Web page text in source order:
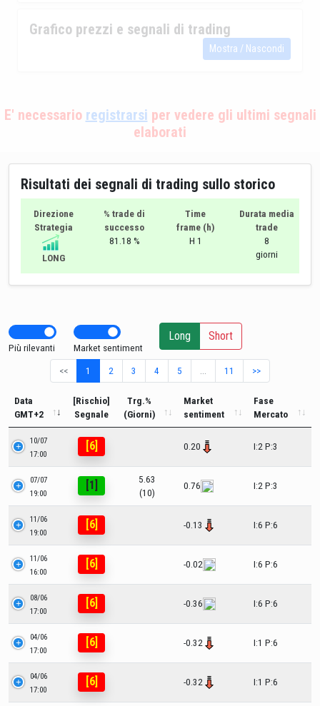
Grafico prezzi e segnali di trading
Mostra / Nascondi
E' necessario registrarsi per vedere gli ultimi segnali
elaborati
Risultati dei segnali di trading sullo storico
Direzione
Strategia
LONG
% trade di
successo
81.18 %
Time
frame (h)
H 1
Durata media
trade
8
giorni
Più rilevanti Market sentiment
Long Short
<< 1 2 3 4 5 11 >>
Data
GMT+2
[Rischio]
Segnale
Trg.%
(Giorni)
Market
sentiment
Fase
Mercato
10/07
17:00
[6] 0.20 I:2 P:3
07/07
19:00
[1]
5.63
(10)
0.76 I:2 P:3
11/06
19:00
[6] -0.13 I:6 P:6
11/06
16:00
[6] -0.02 I:6 P:6
08/06
17:00
[6] -0.36 I:6 P:6
04/06
17:00
[6] -0.32 I:1 P:6
04/06
17:00
[6] -0.32 I:1 P:6